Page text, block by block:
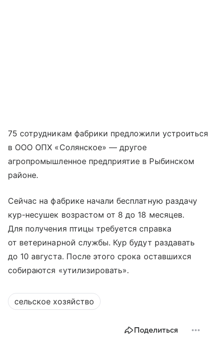
75 сотрудникам фабрики предложили устроиться
в ООО ОПХ «Солянское» — другое
агропромышленное предприятие в Рыбинском
районе.
Сейчас на фабрике начали бесплатную раздачу
кур-несушек возрастом от 8 до 18 месяцев.
Для получения птицы требуется справка
от ветеринарной службы. Кур будут раздавать
до 10 августа. После этого срока оставшихся
собираются «утилизировать».
сельское хозяйство
Поделиться